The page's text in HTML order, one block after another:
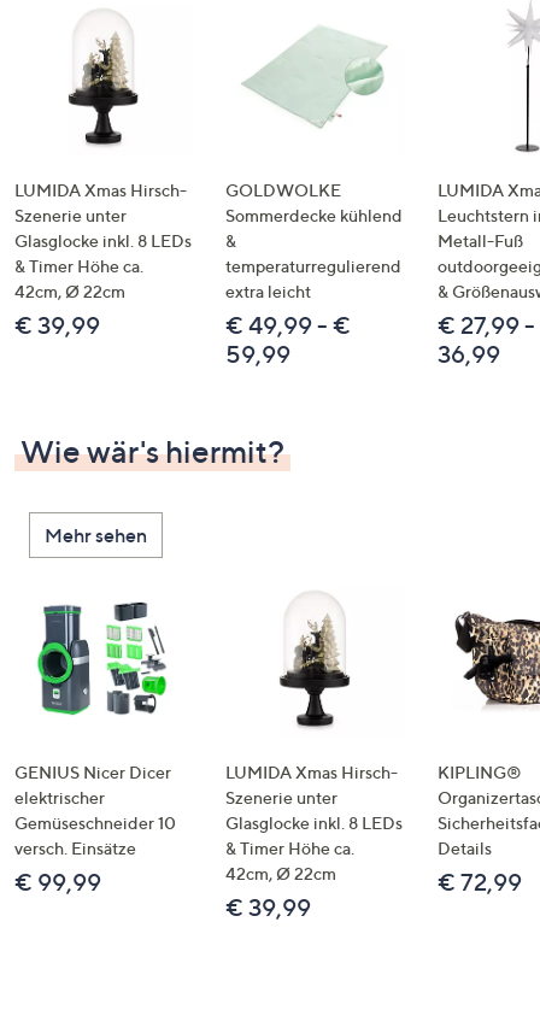
wischen
Touch-
Geräten
links
bzw.
rechts,
um
diese
anzuzeigen.
LUMIDA Xmas Hirsch-
Szenerie unter
Glasglocke inkl. 8 LEDs
& Timer Höhe ca.
42cm, Ø 22cm
€ 39,99
GOLDWOLKE
Sommerdecke kühlend
&
temperaturregulierend
extra leicht
€ 49,99 - €
59,99
LUMIDA
Leuchtstern
Metall-Fuß
&
€ 27,99
36,99
Wie wär's hiermit?
Mehr sehen
GENIUS Nicer Dicer
elektrischer
Gemüseschneider 10
versch. Einsätze
€ 99,99
LUMIDA Xmas Hirsch-
Szenerie unter
Glasglocke inkl. 8 LEDs
& Timer Höhe ca.
42cm, Ø 22cm
€ 39,99
KIPLING®
Details
€ 72,99